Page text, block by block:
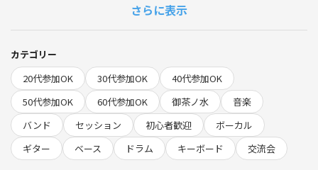
※楽器や楽譜の準備はないため、各自でご持参をお願いしております
🙇
（キーボード、ドラムセット、譜面台、椅子などは用意しておりま
す。）
※「現在のイベントの参加人数（実数）」や現状の参加構成を示す表記
は、【つなげーと公式のガイドライン違反】とのことですので、現在の
さらに表示
カテゴリー
20代参加OK
30代参加OK
40代参加OK
50代参加OK
60代参加OK 御茶ノ水
音楽
バンド
セッション 初心者歓迎
ボーカル
ギター
ベース ドラム キーボード 交流会